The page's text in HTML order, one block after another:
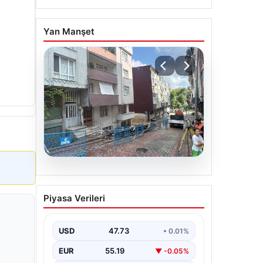
Yan Manşet
08.08.2026
Temel kazısı etrafındaki
binalara zarar verdi. 4 bina
Piyasa Verileri
USD 47.73 • 0.01%
EUR 55.19 ▼ -0.05%